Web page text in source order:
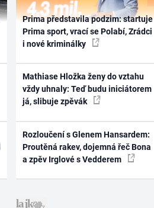
Prima představila podzim: startuje
Prima sport, vrací se Polabí, Zrádci
i nové kriminálky
Mathiase Hložka ženy do vztahu
vždy uhnaly: Teď budu iniciátorem
já, slibuje zpěvák
Rozloučení s Glenem Hansardem:
Proutěná rakev, dojemná řeč Bona
a zpěv Irglové s Vedderem